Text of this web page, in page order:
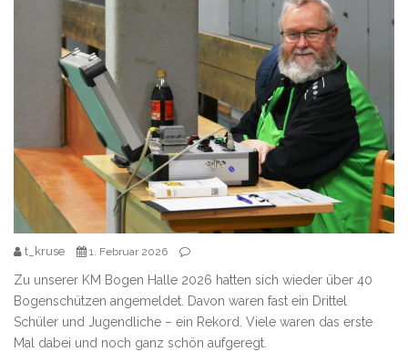
t_kruse 1. Februar 2026
Zu unserer KM Bogen Halle 2026 hatten sich wieder über 40
Bogenschützen angemeldet. Davon waren fast ein Drittel
Schüler und Jugendliche – ein Rekord. Viele waren das erste
Mal dabei und noch ganz schön aufgeregt.